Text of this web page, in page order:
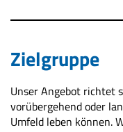
Zielgruppe
Unser Angebot richtet
vorübergehend oder
Umfeld leben können.